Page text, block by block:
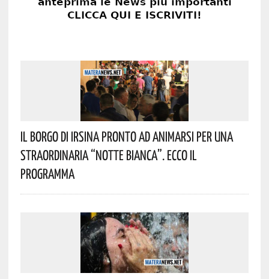
Il Borgo Di Irsina Pronto Ad Animarsi Per Una
Straordinaria “Notte Bianca”. Ecco Il
Programma